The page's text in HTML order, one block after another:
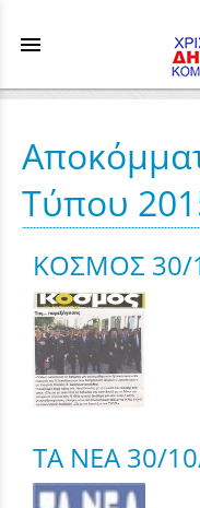
menu
Τύπου
ΚΟΣΜΟΣ 30/
TA NEA 30/